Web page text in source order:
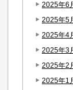
2025年6
2025年5
2025年4
2025年3
2025年2
2025年1